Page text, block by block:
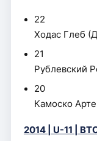
22
Ходас Глеб
21
Рублевский
20
Камоско
2014 | U-11 |